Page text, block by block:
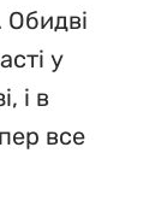
Обидві
у
і в
все